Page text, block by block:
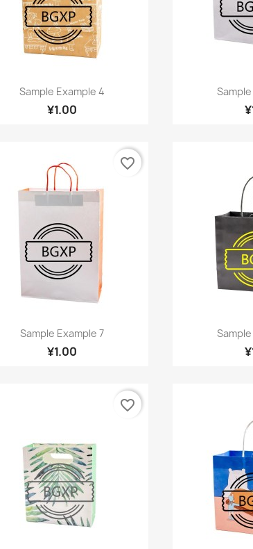
快速查看
Sample Example 4
¥1.00

快速查看
Sample Example 7
¥1.00
favorite_border

favorite_border